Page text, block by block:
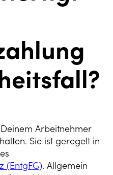
Arbeitnehmer
Sie ist geregelt in
(EntgFG). Allgemein